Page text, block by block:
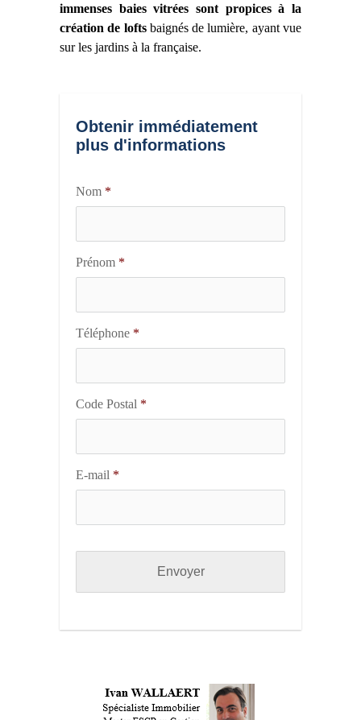
immenses baies vitrées sont propices à la
création de loftsbaignés de lumière, ayant vue
sur les jardins à la française.
Obtenir immédiatement
plus d'informations
Nom *
Prénom *
Téléphone *
Code Postal *
E-mail *